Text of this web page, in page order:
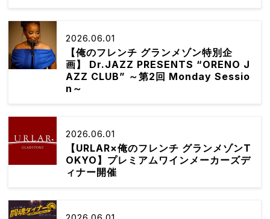
2026.06.01
【俺のフレンチ グランメゾン特別企
画】 Dr.JAZZ PRESENTS “ORENO J
AZZ CLUB” ～第2回 Monday Sessio
n～
2026.06.01
【URLAR×俺のフレンチ グランメゾンT
OKYO】プレミアムワインメーカーズデ
ィナー開催